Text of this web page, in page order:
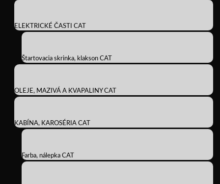
ELEKTRICKÉ ČASTI CAT
Štartovacia skrinka, klakson CAT
OLEJE, MAZIVÁ A KVAPALINY CAT
KABÍNA, KAROSÉRIA CAT
Farba, nálepka CAT